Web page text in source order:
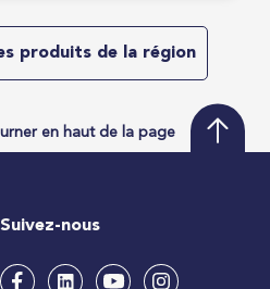
produits de la région
en haut de la page
Suivez-nous